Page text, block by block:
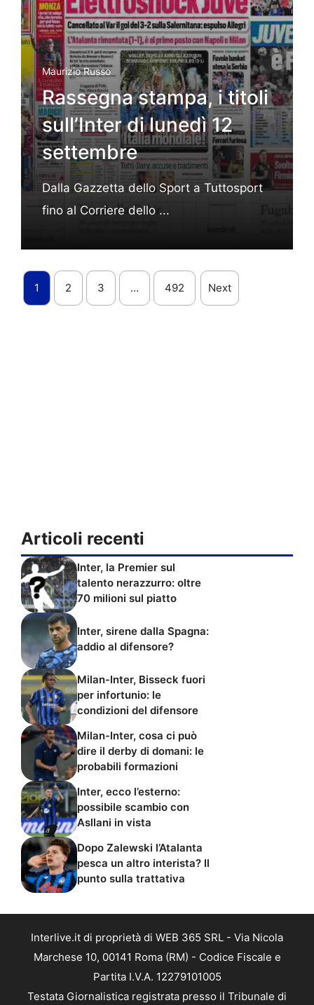
Maurizio Russo
Rassegna stampa, i titoli
sull’Inter di lunedì 12
settembre
Dalla Gazzetta dello Sport a Tuttosport
fino al Corriere dello ...
1 2 3 … 492 Next
Articoli recenti
Inter, la Premier sul
talento nerazzurro: oltre
70 milioni sul piatto
Inter, sirene dalla Spagna:
addio al difensore?
Milan-Inter, Bisseck fuori
per infortunio: le
condizioni del difensore
Milan-Inter, cosa ci può
dire il derby di domani: le
probabili formazioni
Inter, ecco l’esterno:
possibile scambio con
Asllani in vista
Dopo Zalewski l’Atalanta
pesca un altro interista? Il
punto sulla trattativa
Interlive.it di proprietà di WEB 365 SRL - Via Nicola
Marchese 10, 00141 Roma (RM) - Codice Fiscale e
Partita I.V.A. 12279101005
Testata Giornalistica registrata presso il Tribunale di